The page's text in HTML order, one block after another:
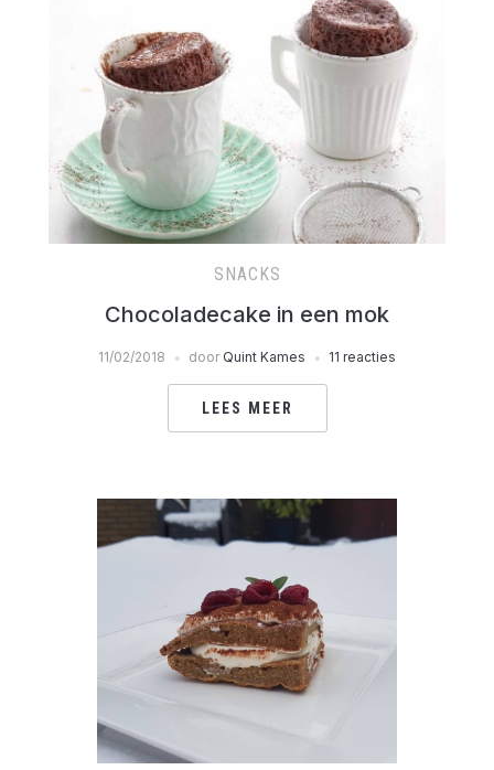
SNACKS
Chocoladecake in een mok
11/02/2018 door Quint Kames 11 reacties
LEES MEER